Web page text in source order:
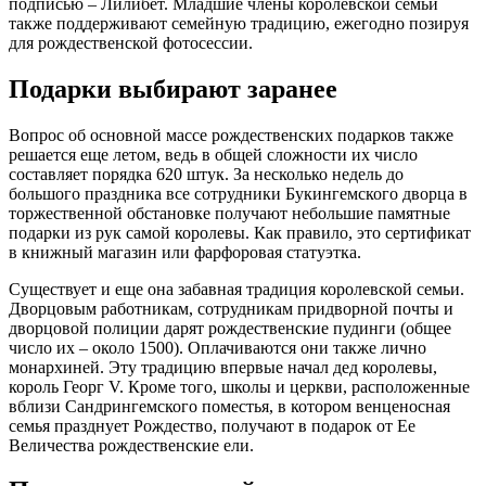
также поддерживают семейную традицию, ежегодно позируя
для рождественской фотосессии.
Подарки выбирают заранее
Вопрос об основной массе рождественских подарков также
решается еще летом, ведь в общей сложности их число
составляет порядка 620 штук. За несколько недель до
большого праздника все сотрудники Букингемского дворца в
торжественной обстановке получают небольшие памятные
подарки из рук самой королевы. Как правило, это сертификат
в книжный магазин или фарфоровая статуэтка.
Существует и еще она забавная традиция королевской семьи.
Дворцовым работникам, сотрудникам придворной почты и
дворцовой полиции дарят рождественские пудинги (общее
число их – около 1500). Оплачиваются они также лично
монархиней. Эту традицию впервые начал дед королевы,
король Георг V. Кроме того, школы и церкви, расположенные
вблизи Сандрингемского поместья, в котором венценосная
семья празднует Рождество, получают в подарок от Ее
Величества рождественские ели.